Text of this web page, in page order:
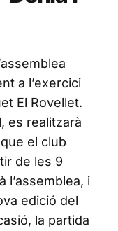
a l’exercici
El Rovellet.
es realitzarà
el club
de les 9
l’assemblea, i
edició del
la partida